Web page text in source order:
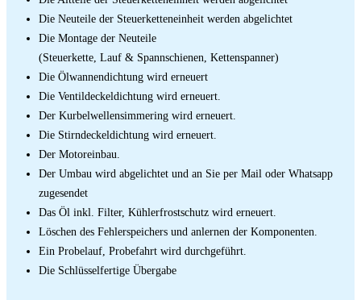
Die Neuteile der Steuerketteneinheit werden abgelichtet
Die Montage der Neuteile
(Steuerkette, Lauf & Spannschienen, Kettenspanner)
Die Ölwannendichtung wird erneuert
Die Ventildeckeldichtung wird erneuert.
Der Kurbelwellensimmering wird erneuert.
Die Stirndeckeldichtung wird erneuert.
Der Motoreinbau.
Der Umbau wird abgelichtet und an Sie per Mail oder Whatsapp
zugesendet
Das Öl inkl. Filter, Kühlerfrostschutz wird erneuert.
Löschen des Fehlerspeichers und anlernen der Komponenten.
Ein Probelauf, Probefahrt wird durchgeführt.
Die Schlüsselfertige Übergabe